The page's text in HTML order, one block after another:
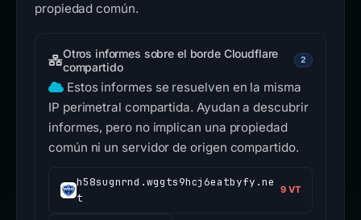
propiedad común.
Otros informes sobre el borde Cloudflare
compartido
2
Estos informes se resuelven en la misma
IP perimetral compartida. Ayudan a descubrir
informes, pero no implican una propiedad
común ni un servidor de origen compartido.
h58sugnrnd.wggts9hcj6eatbyfy.ne
t
9 VT